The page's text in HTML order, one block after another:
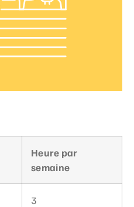
Heure par
semaine
3